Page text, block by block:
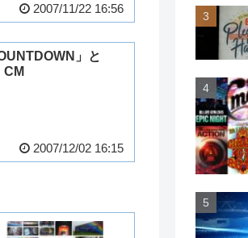
2007/11/22 16:56
」と
CM
2007/12/02 16:15